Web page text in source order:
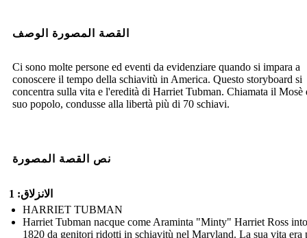
القصة المصورة الوصف
Ci sono molte persone ed eventi da evidenziare quando si impara a
conoscere il tempo della schiavitù in America. Questo storyboard si
concentra sulla vita e l'eredità di Harriet Tubman. Chiamata il Mosè
suo popolo, condusse alla libertà più di 70 schiavi.
نص القصة المصورة
الانزلاق: 1
HARRIET TUBMAN
Harriet Tubman nacque come Araminta "Minty" Harriet Ross
1820 da genitori ridotti in schiavitù nel Maryland. La sua vita era